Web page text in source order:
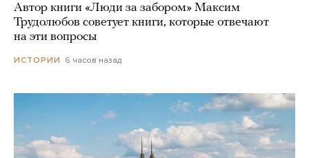
Автор книги «Люди за забором» Максим
Трудолюбов советует книги, которые отвечают
на эти вопросы
ИСТОРИИ 6 часов назад